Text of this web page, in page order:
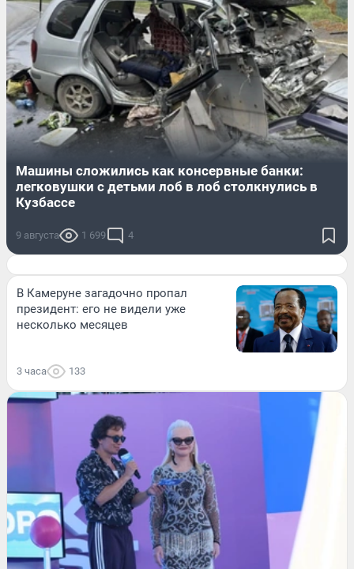
Машины сложились как консервные банки:
легковушки с детьми лоб в лоб столкнулись в
Кузбассе
9 августа 1 699 4
В Камеруне загадочно пропал
президент: его не видели уже
несколько месяцев
3 часа 133